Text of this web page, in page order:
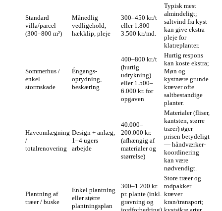
Standard
villa/parcel
(300–800 m²)
Månedlig
vedligehold,
hækklip, pleje
300–450 kr./t
eller 1.800–
3.500 kr./md.
Typisk mest
almindeligt;
saltvind fra kyst
kan give ekstra
pleje for
klatreplanter.
Sommerhus /
enkel
stormskade
Éngangs-
oprydning,
beskæring
400–800 kr./t
(hurtig
udrykning)
eller 1.500–
6.000 kr. for
opgaven
Hurtig respons
kan koste ekstra;
Møn og
kystnære grunde
kræver ofte
saltbestandige
planter.
Haveomlægning
/
totalrenovering
Design + anlæg,
1–4 ugers
arbejde
40.000–
200.000 kr.
(afhængig af
materialer og
størrelse)
Materialer (fliser,
kantsten, større
træer) øger
prisen betydeligt
— håndværker-
koordinering
kan være
nødvendigt.
Plantning af
træer / buske
Enkel plantning
eller større
plantningsplan
300–1.200 kr.
pr. plante (inkl.
gravning og
Store træer og
rodpakker
kræver
kran/transport;